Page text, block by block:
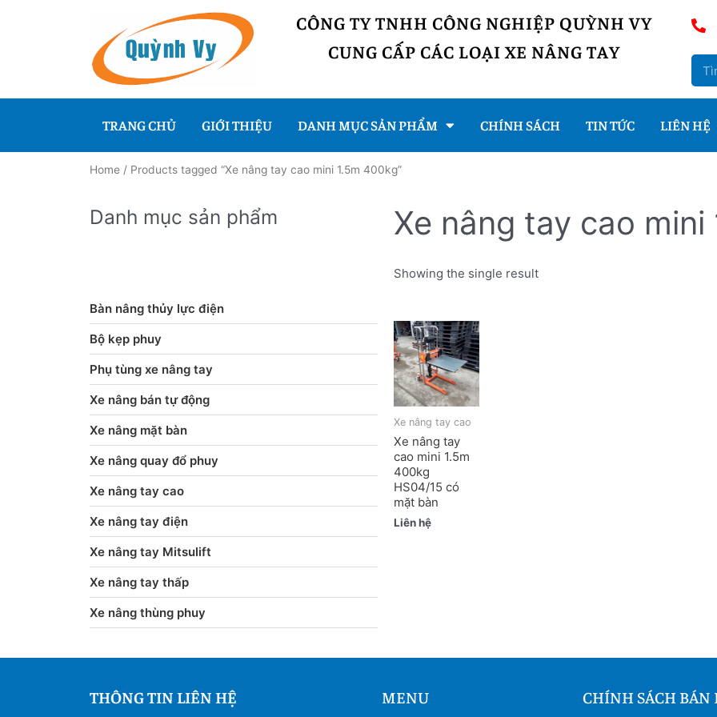
CÔNG TY TNHH CÔNG NGHIỆP QUỲNH VY
CUNG CẤP CÁC LOẠI XE NÂNG TAY
TRANG CHỦ GIỚI THIỆU DANH MỤC SẢN PHẨM CHÍNH SÁCH TIN TỨC LIÊN HỆ
Home / Products tagged “Xe nâng tay cao mini 1.5m 400kg”
Danh mục sản phẩm
Bàn nâng thủy lực điện
Bộ kẹp phuy
Phụ tùng xe nâng tay
Xe nâng bán tự động
Xe nâng mặt bàn
Xe nâng quay đổ phuy
Xe nâng tay cao
Xe nâng tay điện
Xe nâng tay Mitsulift
Xe nâng tay thấp
Xe nâng thùng phuy
Xe nâng tay cao mini
Showing the single result
Xe nâng tay cao
Xe nâng tay
cao mini 1.5m
400kg
HS04/15 có
mặt bàn
Liên hệ
THÔNG TIN LIÊN HỆ MENU CHÍNH SÁCH BÁN